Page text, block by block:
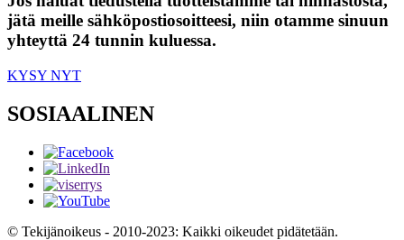
jätä meille sähköpostiosoitteesi, niin otamme sinuun
yhteyttä 24 tunnin kuluessa.
KYSY NYT
SOSIAALINEN
© Tekijänoikeus - 2010-2023: Kaikki oikeudet pidätetään.